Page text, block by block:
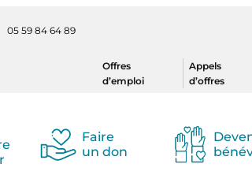
05 59 84 64 89
Offres
d’emploi
Appels
d’offres
Faire
un don